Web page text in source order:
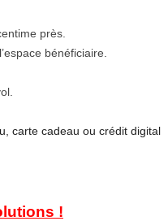
près.
bénéficiaire.
carte cadeau ou crédit digital
!